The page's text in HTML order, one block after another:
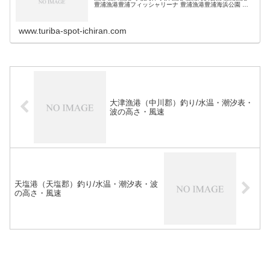
豊浦漁港豊浦フィッシャリーナ 豊浦漁港豊浦海浜公園 礼
www.turiba-spot-ichiran.com
大津漁港（中川郡）釣り/水温・潮汐表・
波の高さ・風速
天塩港（天塩郡）釣り/水温・潮汐表・波
の高さ・風速